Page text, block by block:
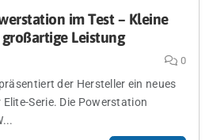
im Test – Kleine
Leistung
0
der Hersteller ein neues
Serie. Die Powerstation